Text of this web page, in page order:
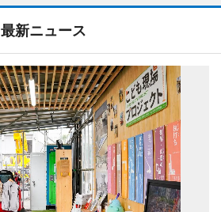
最新ニュース